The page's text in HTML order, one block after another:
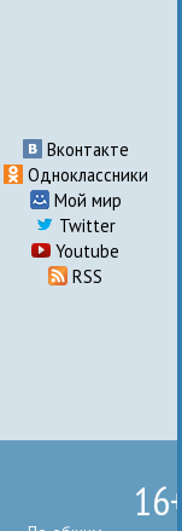
Вконтакте
Одноклассники
Мой мир
Twitter
Youtube
RSS